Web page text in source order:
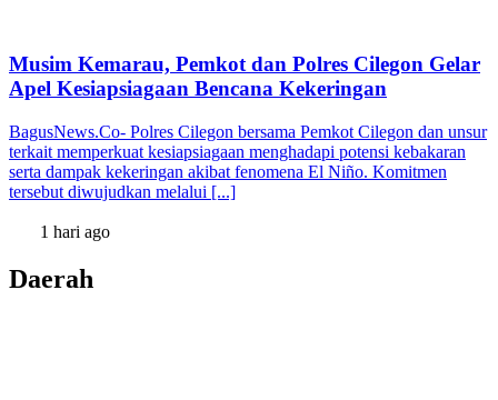
Musim Kemarau, Pemkot dan Polres Cilegon Gelar
Apel Kesiapsiagaan Bencana Kekeringan
BagusNews.Co- Polres Cilegon bersama Pemkot Cilegon dan unsur
terkait memperkuat kesiapsiagaan menghadapi potensi kebakaran
serta dampak kekeringan akibat fenomena El Niño. Komitmen
tersebut diwujudkan melalui [...]
1 hari ago
Daerah